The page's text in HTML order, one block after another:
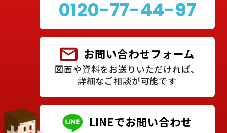
0120-77-44-97
お問い合わせフォーム
図面や資料をお送りいただければ、
詳細なご相談が可能です
LINEでお問い合わせ